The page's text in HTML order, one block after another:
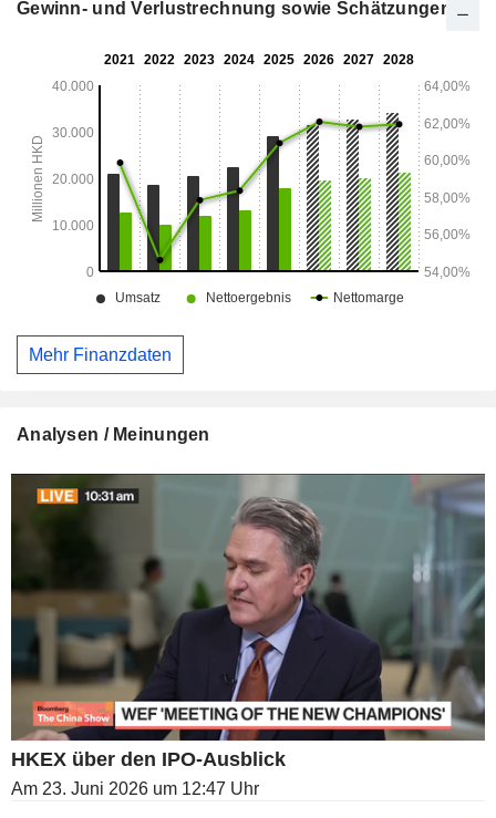
Gewinn- und Verlustrechnung sowie Schätzungen
Mehr Finanzdaten
Analysen / Meinungen
HKEX über den IPO-Ausblick
Am 23. Juni 2026 um 12:47 Uhr